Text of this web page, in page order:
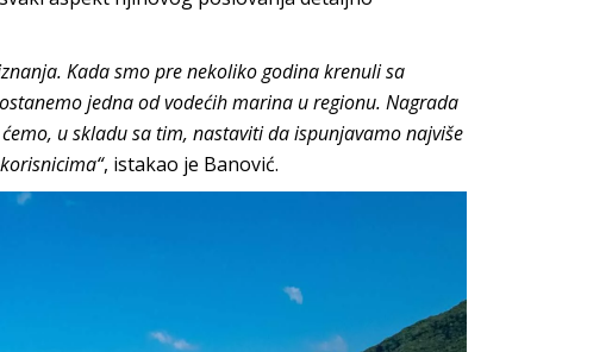
Kada smo pre nekoliko godina krenuli sa
jedna od vodećih marina u regionu. Nagrada
u skladu sa tim, nastaviti da ispunjavamo najviše
, istakao je Banović.